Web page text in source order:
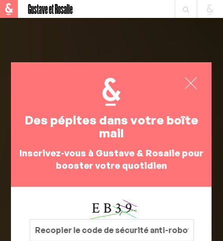
Gustave et Rosalie
Des pépites dans votre boîte
mail
Inscrivez-vous à Gustave & Rosalie pour
booster votre quotidien